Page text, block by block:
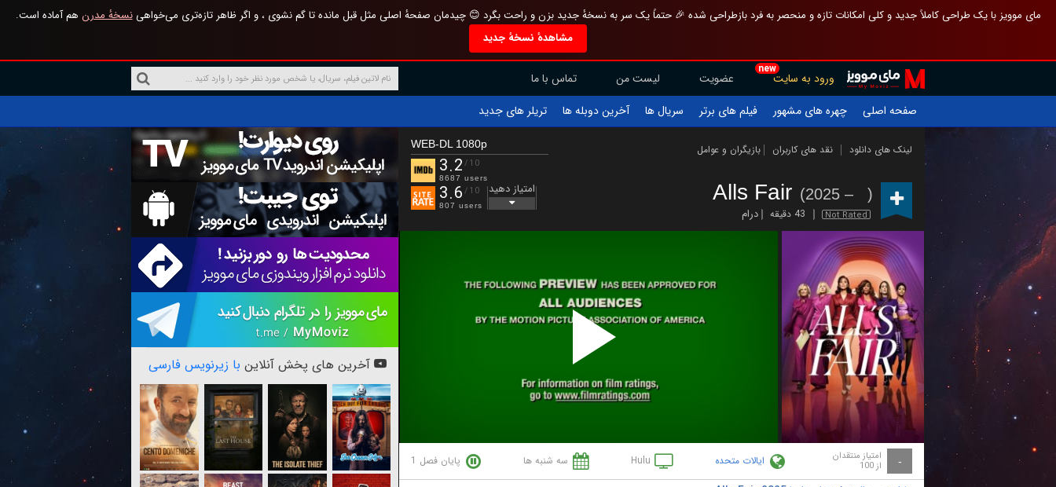
مای موویز با یک طراحی کاملاً جدید و کلی امکانات تازه و منحصر به فرد بازطراحی شده 🎉 حتماً یک سر به نسخهٔ جدید بزن و راحت بگرد 😊 چیدمان صفحهٔ اصلی مثل قبل مانده تا گم نشوی ، و اگر ظاهر تازه‌تری می‌خواهینسخهٔ مدرن هم آماده است.
مشاهدهٔ نسخهٔ جدید
new
ورود به سایت عضویت لیست من
تماس با ما
صفحه اصلی
چهره های مشهور فیلم های برتر سریال ها آخرین دوبله ها تریلر های جدید
لینک های دانلود نقد های کاربران بازیگران و عوامل
Alls Fair (2025 – )
Not Rated 43 دقیقه درام
WEB-DL 1080p
3.2 /10
8687 users
3.6 /10
807 users
امتیاز دهید
Play
- امتیاز منتقدان
از 100 ایالات متحده Hulu سه شنبه ها پایان فصل 1
آخرین های پخش آنلاین با زیرنویس فارسی